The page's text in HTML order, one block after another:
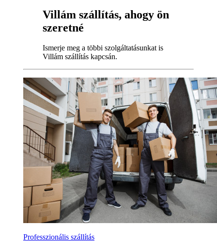
Villám szállítás, ahogy ön
szeretné
Ismerje meg a többi szolgáltatásunkat is
Villám szállítás kapcsán.
Professzionális szállítás